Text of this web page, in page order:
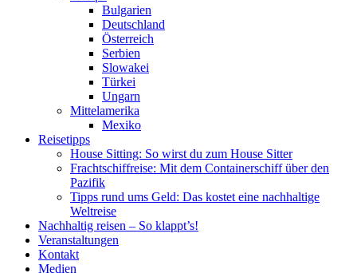
Bulgarien
Deutschland
Österreich
Serbien
Slowakei
Türkei
Ungarn
Mittelamerika
Mexiko
Reisetipps
House Sitting: So wirst du zum House Sitter
Frachtschiffreise: Mit dem Containerschiff über den
Pazifik
Tipps rund ums Geld: Das kostet eine nachhaltige
Weltreise
Nachhaltig reisen – So klappt’s!
Veranstaltungen
Kontakt
Medien